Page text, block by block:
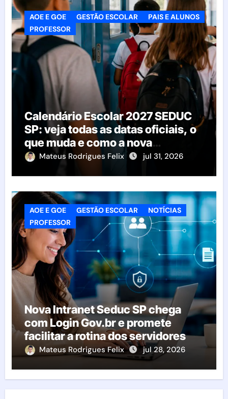
AOE E GOE GESTÃO ESCOLAR
PAIS E ALUNOS
PROFESSOR
Calendário Escolar 2027 SEDUC
SP: veja todas as datas oficiais, o
que muda e como a nova
resolução afeta as escolas
Mateus Rodrigues Felix jul 31, 2026
AOE E GOE GESTÃO ESCOLAR
NOTÍCIAS
PROFESSOR
Nova Intranet Seduc SP chega
com Login Gov.br e promete
facilitar a rotina dos servidores
Mateus Rodrigues Felix jul 28, 2026